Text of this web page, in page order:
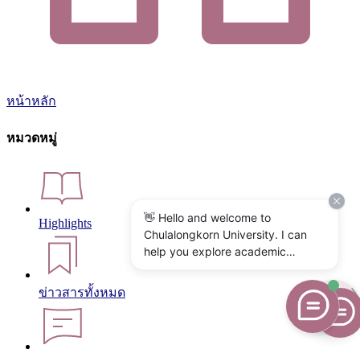
หน้าหลัก
หมวดหมู่
Highlights
ข่าวสารทั้งหมด
👋 Hello and welcome to
Chulalongkorn University. I can
help you explore academic